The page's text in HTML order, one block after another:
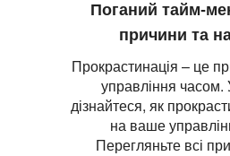
Поганий тайм-
причини та
Прокрастинація – це
управління часом.
дізнайтеся, як
на ваше
Перегляньте всі